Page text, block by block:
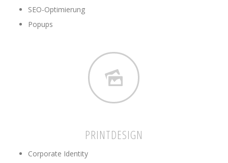
SEO-Optimierung
Popups
PRINTDESIGN
Corporate Identity